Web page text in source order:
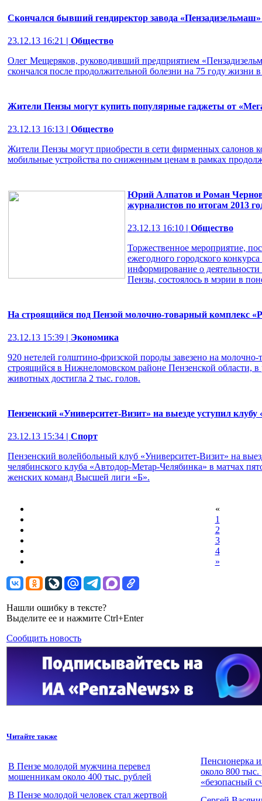
Скончался бывший гендиректор завода
23.12.13 16:21 | Общество
Олег Мещеряков, руководивший предприятием
скончался после продолжительной болезни на 75 году жизни
Жители Пензы могут купить популярные гаджеты от
23.12.13 16:13 | Общество
Жители Пензы могут приобрести в сети фирменных салонов
мобильные устройства по сниженным ценам в рамках
Юрий Алпатов и Роман Чернов
журналистов по итогам 2013
23.12.13 16:10 | Общество
Торжественное мероприятие,
ежегодного городского
информирование о
Пензы, состоялось в мэрии в
На строящийся под Пензой молочно-товарный комплекс
23.12.13 15:39 | Экономика
920 нетелей голштино-фризской породы завезено на
строящийся в Нижнеломовском районе Пензенской области, в
животных достигла 2 тыс. голов.
Пензенский «Университет-Визит» на выезде уступил
23.12.13 15:34 | Спорт
Пензенский волейбольный клуб «Университет-Визит» на
челябинского клуба «Автодор-Метар-Челябинка» в матчах
женских команд Высшей лиги «Б».
«
1
2
3
4
»
Нашли ошибку в тексте?
Выделите ее и нажмите Ctrl+Enter
Сообщить новость
Читайте также
В Пензе молодой мужчина перевел
мошенникам около 400 тыс. рублей
Пенсионерка
около 800 тыс.
«безопасный
В Пензе молодой человек стал жертвой